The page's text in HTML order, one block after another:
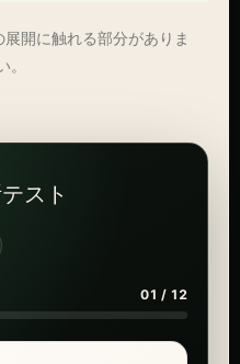
開に触れる部分がありま
スト
01 / 12